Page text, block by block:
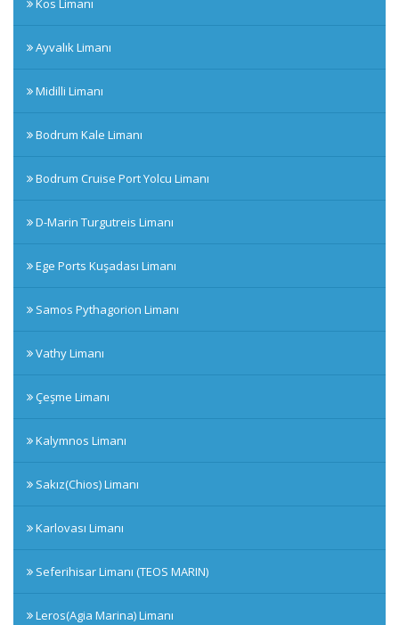
Kos Limanı
Ayvalık Limanı
Midilli Limanı
Bodrum Kale Limanı
Bodrum Cruise Port Yolcu Limanı
D-Marin Turgutreis Limanı
Ege Ports Kuşadası Limanı
Samos Pythagorion Limanı
Vathy Limanı
Çeşme Limanı
Kalymnos Limanı
Sakız(Chios) Limanı
Karlovası Limanı
Seferihisar Limanı (TEOS MARIN)
Leros(Agia Marina) Limanı